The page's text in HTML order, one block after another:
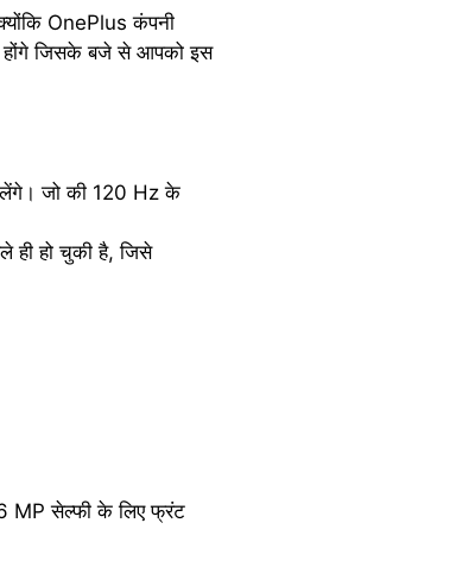
OnePlus कंपनी
होंगे जिसके बजे से आपको इस
जो की 120 Hz के
ही हो चुकी है, जिसे
MP सेल्फी के लिए फ्रंट